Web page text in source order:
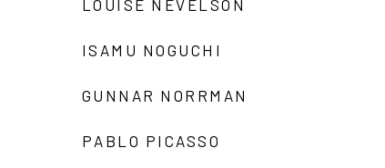
LOUISE NEVELSON
ISAMU NOGUCHI
GUNNAR NORRMAN
PABLO PICASSO